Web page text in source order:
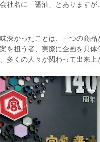
社名に「醤油」とあります
かったことは、一つの商品
を担う者、実際に企画を具
多くの人々が関わって出来